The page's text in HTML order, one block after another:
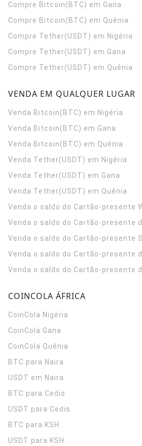
Compre Bitcoin(BTC) em Gana
Compre Bitcoin(BTC) em Quênia
Compre Tether(USDT) em Nigéria
Compre Tether(USDT) em Gana
Compre Tether(USDT) em Quênia
VENDA EM QUALQUER LUGAR
Venda Bitcoin(BTC) em Nigéria
Venda Bitcoin(BTC) em Gana
Venda Bitcoin(BTC) em Quênia
Venda Tether(USDT) em Nigéria
Venda Tether(USDT) em Gana
Venda Tether(USDT) em Quênia
Venda o saldo do Cartão-presente
Venda o saldo do Cartão-presente
Venda o saldo do Cartão-presente
Venda o saldo do Cartão-presente
Venda o saldo do Cartão-presente
COINCOLA ÁFRICA
CoinCola Nigéria
CoinCola Gana
CoinCola Quênia
BTC para Naira
USDT em Naira
BTC para Cedis
USDT para Cedis
BTC para KSH
USDT para KSH